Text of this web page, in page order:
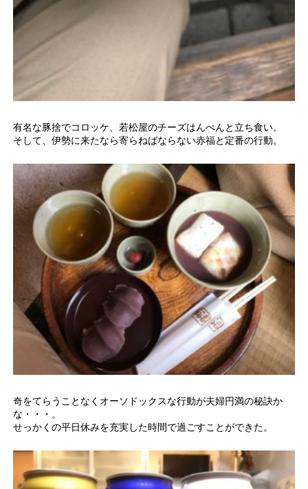
有名な豚捨でコロッケ、若松屋のチーズはんぺんと立ち食い。
そして、伊勢に来たなら寄らねばならない赤福と定番の行動。
奇をてらうことなくオーソドックスな行動が夫婦円満の秘訣か
な・・・。
せっかくの平日休みを充実した時間で過ごすことができた。